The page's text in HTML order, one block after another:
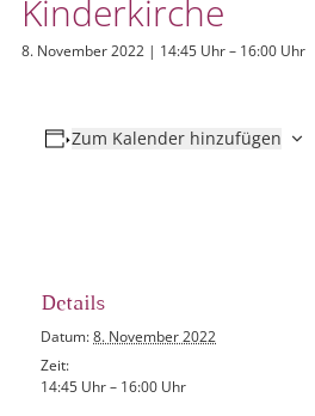
Kinderkirche
8. November 2022 | 14:45 Uhr– 16:00 Uhr
Zum Kalender hinzufügen
Details
Datum: 8. November 2022
Zeit:
14:45 Uhr – 16:00 Uhr